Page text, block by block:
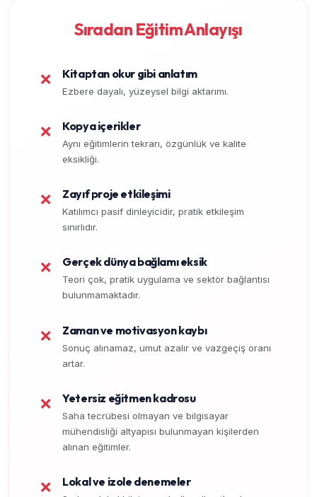
Sıradan Eğitim Anlayışı
❌ Kitaptan okur gibi anlatım
Ezbere dayalı, yüzeysel bilgi aktarımı.
❌ Kopya içerikler
Aynı eğitimlerin tekrarı, özgünlük ve kalite
eksikliği.
❌ Zayıf proje etkileşimi
Katılımcı pasif dinleyicidir, pratik etkileşim
sınırlıdır.
❌ Gerçek dünya bağlamı eksik
Teori çok, pratik uygulama ve sektör bağlantısı
bulunmamaktadır.
❌ Zaman ve motivasyon kaybı
Sonuç alınamaz, umut azalır ve vazgeçiş oranı
artar.
❌ Yetersiz eğitmen kadrosu
Saha tecrübesi olmayan ve bilgisayar
mühendisliği altyapısı bulunmayan kişilerden
alınan eğitimler.
❌ Lokal ve izole denemeler